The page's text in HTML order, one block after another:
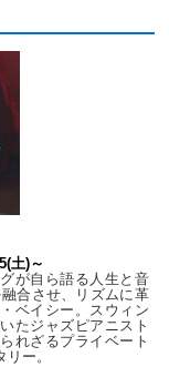
土)～
が自ら語る人生と音
合させ、リズムに革
ベイシー。スウィン
たジャズピアニスト
れざるプライベート
ー。